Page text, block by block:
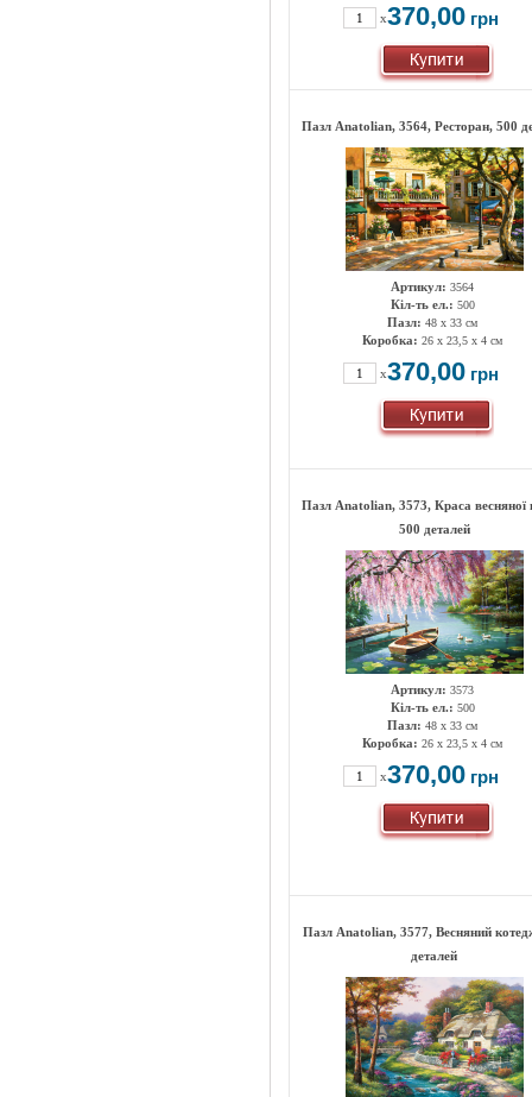
x370,00 грн
Пазл Anatolian, 3564, Ресторан, 500
Артикул: 3564
Кіл-ть ел.: 500
Пазл: 48 х 33 см
Коробка: 26 х 23,5 х 4 см
x370,00 грн
Пазл Anatolian, 3573, Краса весняної
500 деталей
Артикул: 3573
Кіл-ть ел.: 500
Пазл: 48 х 33 см
Коробка: 26 х 23,5 х 4 см
x370,00 грн
Пазл Anatolian, 3577, Весняний
деталей